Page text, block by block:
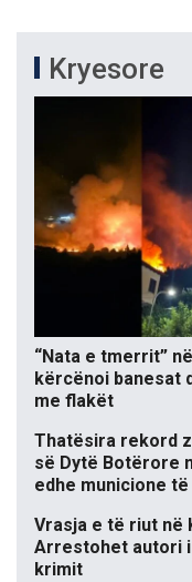
Kryesore
“Nata e tmerrit”
kërcënoi banesat
me flakët
Thatësira rekord
së Dytë Botërore
edhe municione
Vrasja e të riut në
Arrestohet autori
krimit